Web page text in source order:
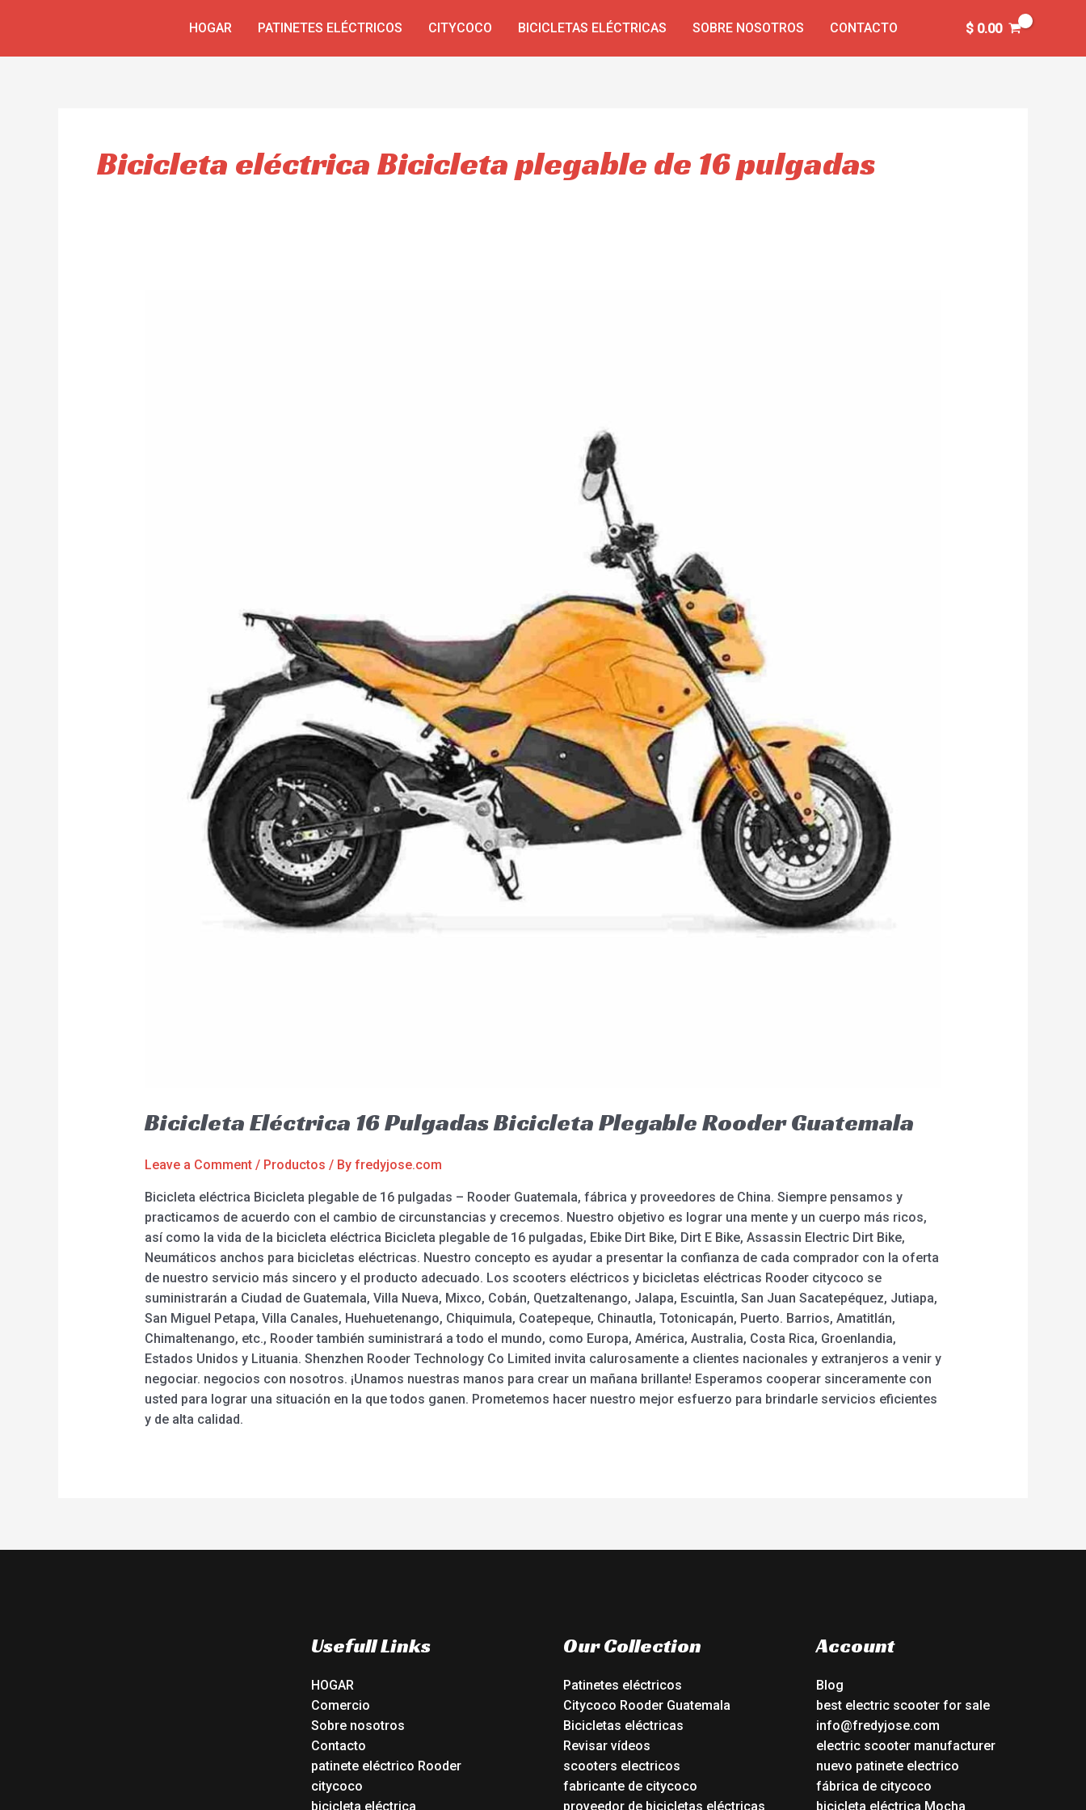
HOGAR PATINETES ELÉCTRICOS CITYCOCO BICICLETAS ELÉCTRICAS SOBRE NOSOTROS CONTACTO $0.00
Bicicleta eléctrica Bicicleta plegable de 16 pulgadas
Bicicleta Eléctrica 16 Pulgadas Bicicleta Plegable Rooder Guatemala
Leave a Comment / Productos / By fredyjose.com
Bicicleta eléctrica Bicicleta plegable de 16 pulgadas – Rooder Guatemala, fábrica y proveedores de China. Siempre pensamos y
practicamos de acuerdo con el cambio de circunstancias y crecemos. Nuestro objetivo es lograr una mente y un cuerpo más ricos,
así como la vida de la bicicleta eléctrica Bicicleta plegable de 16 pulgadas, Ebike Dirt Bike, Dirt E Bike, Assassin Electric Dirt Bike,
Neumáticos anchos para bicicletas eléctricas. Nuestro concepto es ayudar a presentar la confianza de cada comprador con la oferta
de nuestro servicio más sincero y el producto adecuado. Los scooters eléctricos y bicicletas eléctricas Rooder citycoco se
suministrarán a Ciudad de Guatemala, Villa Nueva, Mixco, Cobán, Quetzaltenango, Jalapa, Escuintla, San Juan Sacatepéquez, Jutiapa,
San Miguel Petapa, Villa Canales, Huehuetenango, Chiquimula, Coatepeque, Chinautla, Totonicapán, Puerto. Barrios, Amatitlán,
Chimaltenango, etc., Rooder también suministrará a todo el mundo, como Europa, América, Australia, Costa Rica, Groenlandia,
Estados Unidos y Lituania. Shenzhen Rooder Technology Co Limited invita calurosamente a clientes nacionales y extranjeros a venir y
negociar. negocios con nosotros. ¡Unamos nuestras manos para crear un mañana brillante! Esperamos cooperar sinceramente con
usted para lograr una situación en la que todos ganen. Prometemos hacer nuestro mejor esfuerzo para brindarle servicios eficientes
y de alta calidad.
Usefull Links
HOGAR
Comercio
Sobre nosotros
Contacto
patinete eléctrico Rooder
citycoco
bicicleta eléctrica
Our Collection
Patinetes eléctricos
Citycoco Rooder Guatemala
Bicicletas eléctricas
Revisar vídeos
scooters electricos
fabricante de citycoco
proveedor de bicicletas eléctricas
Account
Blog
best electric scooter for sale
info@fredyjose.com
electric scooter manufacturer
nuevo patinete electrico
fábrica de citycoco
bicicleta eléctrica Mocha